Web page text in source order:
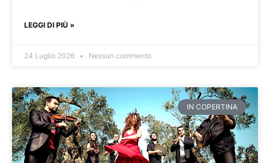
LEGGI DI PIÙ »
24 Luglio 2026 Nessun commento
IN COPERTINA